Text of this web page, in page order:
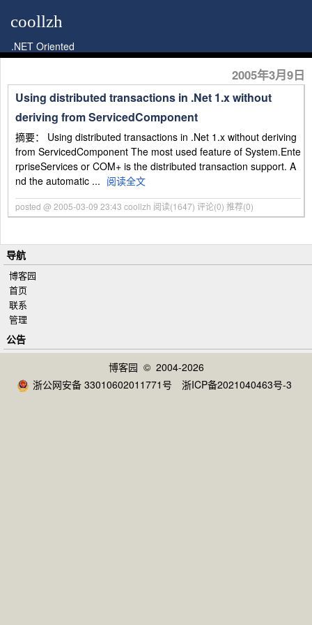
coollzh
.NET Oriented
2005年3月9日
Using distributed transactions in .Net 1.x without
deriving from ServicedComponent
摘要： Using distributed transactions in .Net 1.x without deriving
from ServicedComponent The most used feature of System.Ente
rpriseServices or COM+ is the distributed transaction support. A
nd the automatic ... 阅读全文
posted @ 2005-03-09 23:43 coollzh 阅读(1647) 评论(0) 推荐(0)
导航
博客园
首页
联系
管理
公告
博客园 © 2004-2026
浙公网安备 33010602011771号
浙ICP备2021040463号-3